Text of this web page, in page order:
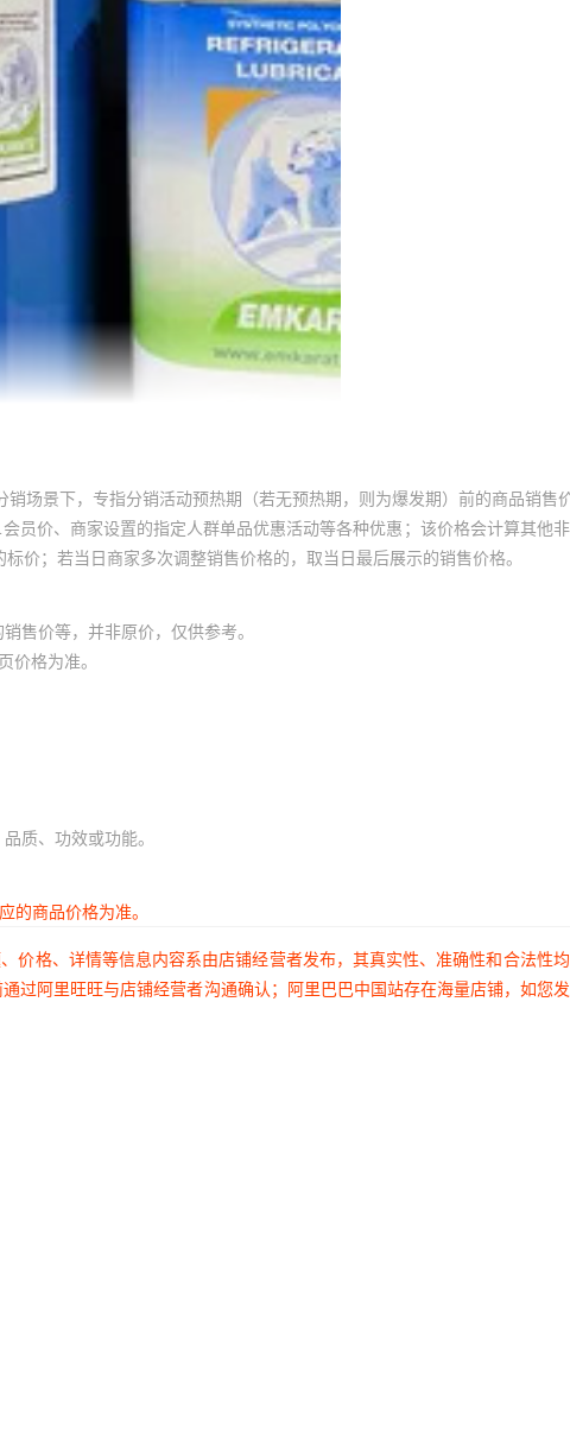
场景下，专指分销活动预热期（若无预热期，则为爆发期）前的商品销售
员价、商家设置的指定人群单品优惠活动等各种优惠；该价格会计算其他
价；若当日商家多次调整销售价格的，取当日最后展示的销售价格。
售价等，并非原价，仅供参考。
格为准。
质、功效或功能。
的商品价格为准。
价格、详情等信息内容系由店铺经营者发布，其真实性、准确性和合法性
过阿里旺旺与店铺经营者沟通确认；阿里巴巴中国站存在海量店铺，如您